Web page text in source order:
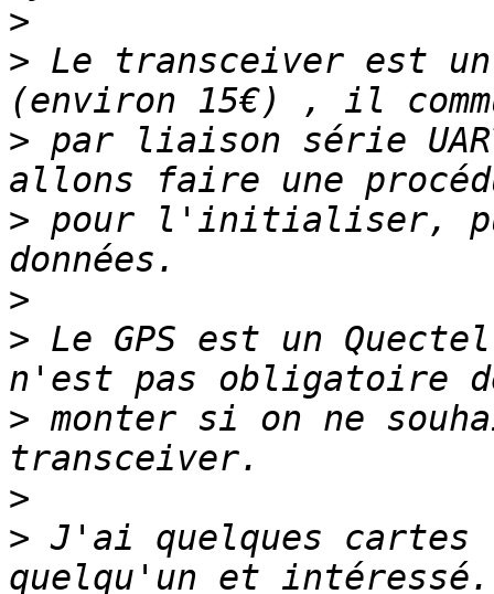
>
> Le transceiver est un
> par liaison série
> pour l'initialiser,
>
> Le GPS est un
> monter si on ne
>
> J'ai quelques